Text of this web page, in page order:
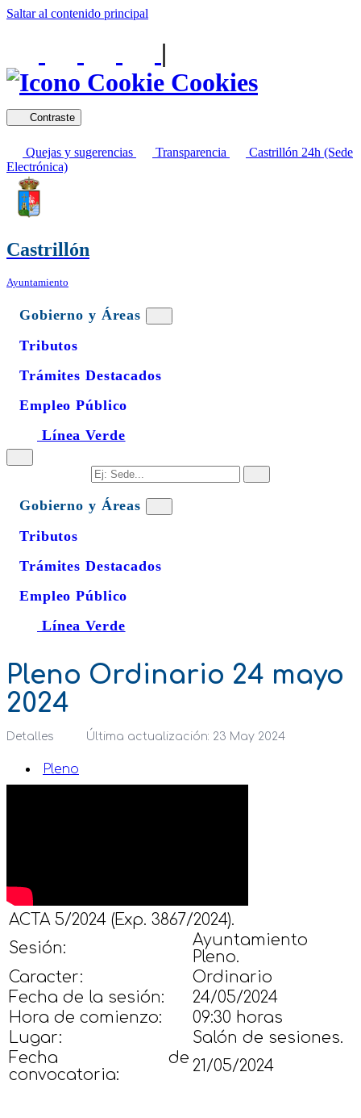
Saltar al contenido principal
|
Cookies
Contraste
Quejas y sugerencias Transparencia
Castrillón 24h (Sede
Electrónica)
Castrillón
Ayuntamiento
Gobierno y Áreas
Tributos
Trámites Destacados
Empleo Público
Línea Verde
Gobierno y Áreas
Tributos
Trámites Destacados
Empleo Público
Línea Verde
Pleno Ordinario 24 mayo
2024
Detalles Última actualización: 23 May 2024
Pleno
ACTA 5/2024 (Exp. 3867/2024).
Sesión:
Ayuntamiento
Pleno.
Caracter:
Ordinario
Fecha de la sesión:
24/05/2024
Hora de comienzo:
09:30 horas
Lugar:
Salón de sesiones.
Fecha de
convocatoria:
21/05/2024